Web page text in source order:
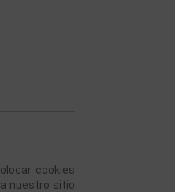
cookies
nuestro sitio